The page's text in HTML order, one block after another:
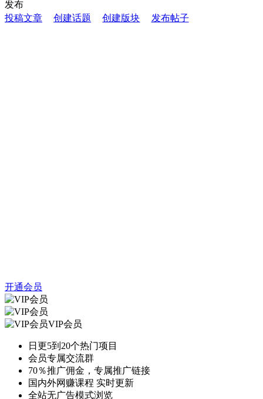
发布
投稿文章
创建话题 创建版块 发布帖子
开通会员
VIP会员
日更5到20个热门项目
会员专属交流群
70％推广佣金，专属推广链接
国内外网赚课程 实时更新
全站无广告模式浏览